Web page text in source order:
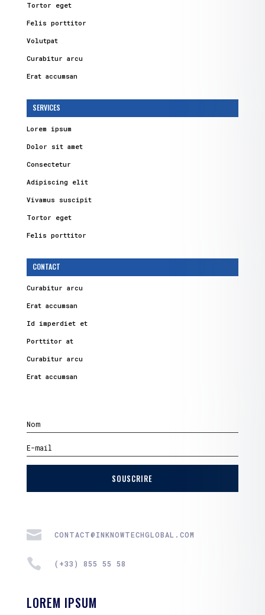
Tortor eget
Felis porttitor
Volutpat
Curabitur arcu
Erat accumsan
SERVICES
Lorem ipsum
Dolor sit amet
Consectetur
Adipiscing elit
Vivamus suscipit
Tortor eget
Felis porttitor
CONTACT
Curabitur arcu
Erat accumsan
Id imperdiet et
Porttitor at
Curabitur arcu
Erat accumsan
SOUSCRIRE
 CONTACT@INKNOWTECHGLOBAL.COM
 (+33) 855 55 58
LOREM IPSUM